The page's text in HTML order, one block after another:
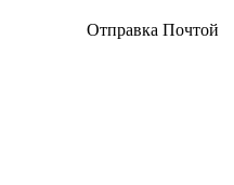
Отправка Почтой